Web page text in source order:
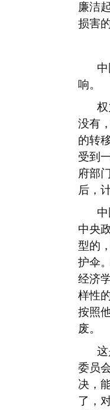
廉洁
损害
响。
没有
的转
受到
府部
后，
中央
型的
护伞
经济
样性
按照
废。
委员
决，
了，